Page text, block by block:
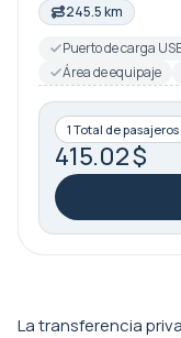
245.5 km
Puerto de carga
Área de equipaje
1 Total de pasajeros
415.02 $
La transferencia